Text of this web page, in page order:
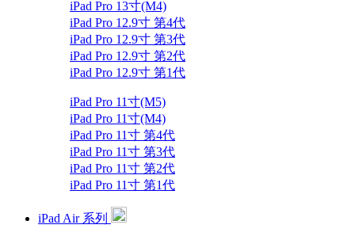
iPad Pro 13寸(M4)
iPad Pro 12.9寸 第4代
iPad Pro 12.9寸 第3代
iPad Pro 12.9寸 第2代
iPad Pro 12.9寸 第1代
iPad Pro 11寸(M5)
iPad Pro 11寸(M4)
iPad Pro 11寸 第4代
iPad Pro 11寸 第3代
iPad Pro 11寸 第2代
iPad Pro 11寸 第1代
iPad Air 系列